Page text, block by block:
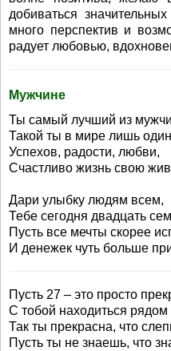
добиваться
много перспектив и
радует любовью,
Мужчине
Ты самый лучший из
Такой ты в мире лишь
Успехов, радости, любви,
Счастливо жизнь свою
Дари улыбку людям всем,
Тебе сегодня двадцать
Пусть все мечты скорее
И денежек чуть больше
Пусть 27 – это просто
С тобой находиться рядом
Так ты прекрасна, что
Пусть ты не знаешь, что